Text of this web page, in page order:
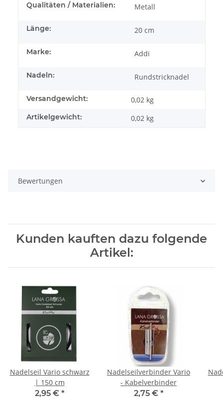
Produkteigenschaft
Wert
Qualitäten / Materialien: Metall
Länge: 20 cm
Marke: Addi
Nadeln: Rundstricknadel
Versandgewicht: 0,02 kg
Artikelgewicht: 0,02 kg
Bewertungen
Kunden kauften dazu folgende
Artikel:
Nadelseil Vario schwarz
| 150 cm
2,95 € *
Nadelseilverbinder Vario
- Kabelverbinder
2,75 € *